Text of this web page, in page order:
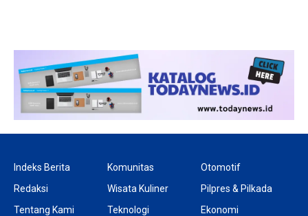
Indeks Berita
Redaksi
Tentang Kami
Komunitas
Wisata Kuliner
Teknologi
Otomotif
Pilpres & Pilkada
Ekonomi